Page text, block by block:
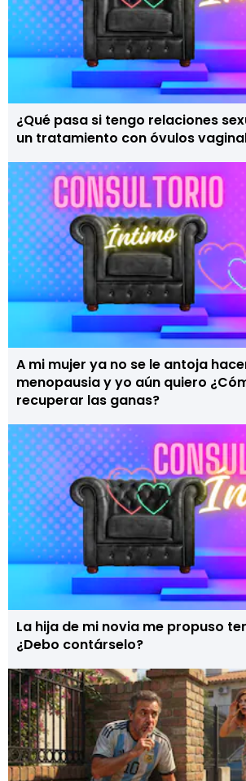
¿Qué pasa si tengo relaciones
un tratamiento con óvulos
A mi mujer ya no se le antoja
menopausia y yo aún quiero
recuperar las ganas?
La hija de mi novia me propuso
¿Debo contárselo?